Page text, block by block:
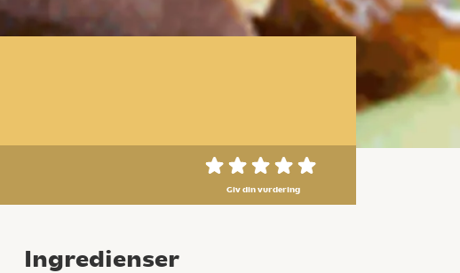
Giv din vurdering
Ingredienser